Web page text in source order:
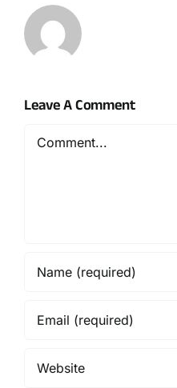
Leave A Comment